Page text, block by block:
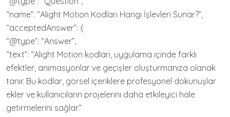
“name”: “Alight Motion Kodları Hangi İşlevleri Sunar?”,
“acceptedAnswer”: {
“@type”: “Answer”,
“text”: “Alight Motion kodları, uygulama içinde farklı
efektler, animasyonlar ve geçişler oluşturmanıza olanak
tanır. Bu kodlar, görsel içeriklere profesyonel dokunuşlar
ekler ve kullanıcıların projelerini daha etkileyici hale
getirmelerini sağlar.”